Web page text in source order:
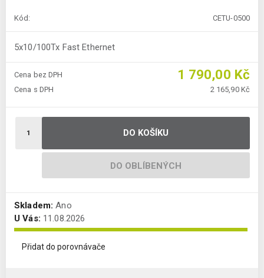
Kód: CETU-0500
5x10/100Tx Fast Ethernet
Cena bez DPH 1 790,00 Kč
Cena s DPH 2 165,90 Kč
DO KOŠÍKU
DO OBLÍBENÝCH
Skladem: Ano
U Vás: 11.08.2026
Přidat do porovnávače